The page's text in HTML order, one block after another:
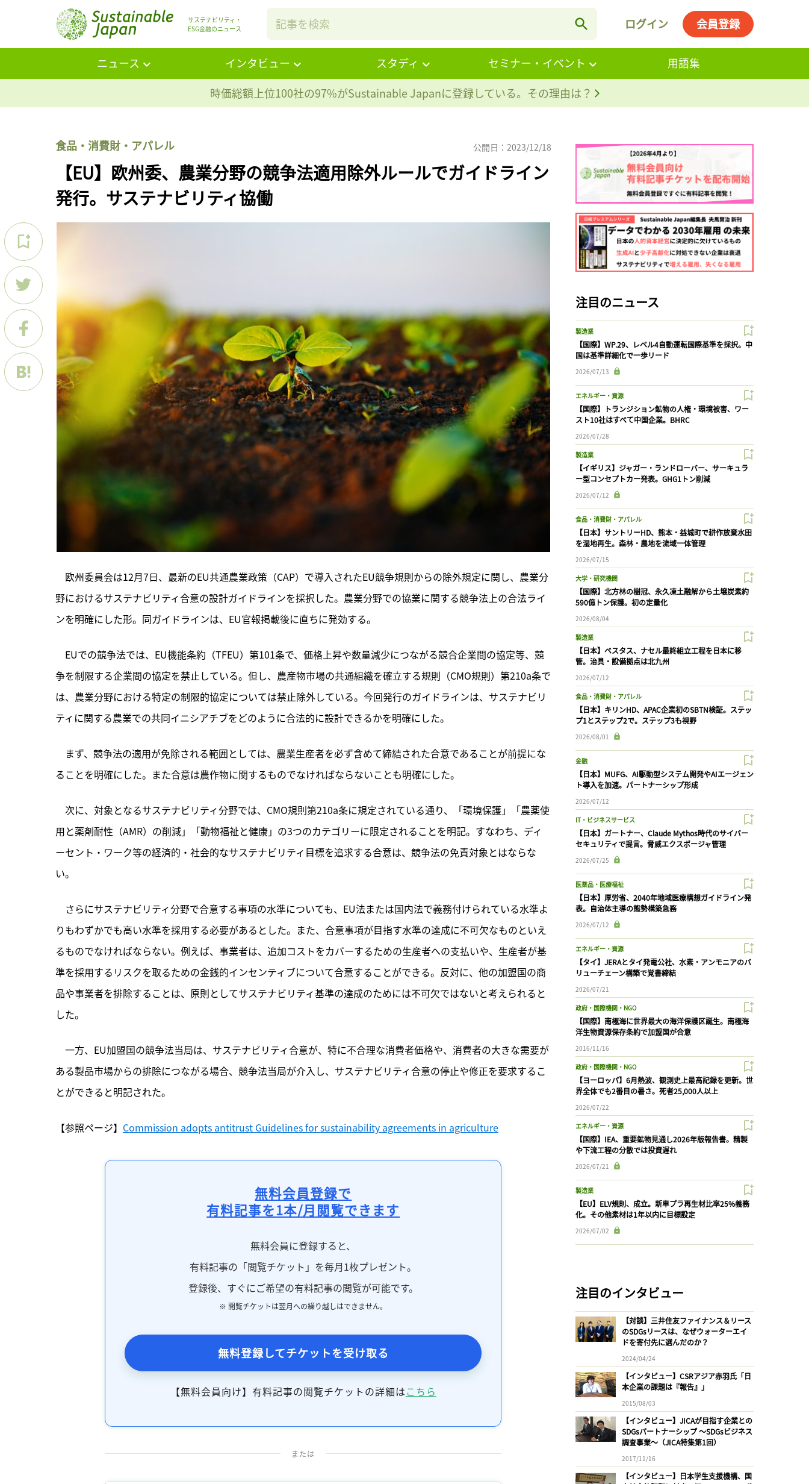
サステナビリティ・
ESG金融のニュース
ログイン 会員登録
ニュース インタビュー スタディ セミナー・イベント
用語集
時価総額上位100社の97%がSustainable Japanに登録している。その理由は？
食品・消費財・アパレル 公開日：2023/12/18
【EU】欧州委、農業分野の競争法適用除外ルールでガイドライン
発行。サステナビリティ協働
欧州委員会は12月7日、最新のEU共通農業政策（CAP）で導入されたEU競争規則からの除外規定に関し、農業分
野におけるサステナビリティ合意の設計ガイドラインを採択した。農業分野での協業に関する競争法上の合法ライ
ンを明確にした形。同ガイドラインは、EU官報掲載後に直ちに発効する。
EUでの競争法では、 EU機能条約（TFEU）第101条で、価格上昇や数量減少につながる競合企業間の協定等、競
争を制限する企業間の協定を禁止している。但し、農産物市場の共通組織を確立する規則（CMO規則）第210a条で
は、農業分野における特定の制限的協定については禁止除外している。今回発行のガイドラインは、サステナビリ
ティに関する農業での共同イニシアチブをどのように合法的に設計できるかを明確にした。
まず、競争法の適用が免除される範囲としては、農業生産者を必ず含めて締結された合意であることが前提にな
ることを明確にした。また合意は農作物に関するものでなければならないことも明確にした。
次に、対象となるサステナビリティ分野では、CMO規則第210a条に規定されている通り、「環境保護」「農薬使
用と薬剤耐性（AMR）の削減」「動物福祉と健康」の3つのカテゴリーに限定されることを明記。すなわち、ディ
ーセント・ワーク等の経済的・社会的なサステナビリティ目標を追求する合意は、競争法の免責対象とはならな
い。
さらにサステナビリティ分野で合意する事項の水準についても、EU法または国内法で義務付けられている水準よ
りもわずかでも高い水準を採用する必要があるとした。また、合意事項が目指す水準の達成に不可欠なものといえ
るものでなければならない。例えば、事業者は、追加コストをカバーするための生産者への支払いや、生産者が基
準を採用するリスクを取るための金銭的インセンティブについて合意することができる。反対に、他の加盟国の商
品や事業者を排除することは、原則としてサステナビリティ基準の達成のためには不可欠ではないと考えられると
した。
一方、EU加盟国の競争法当局は、サステナビリティ合意が、特に不合理な消費者価格や、消費者の大きな需要が
ある製品市場からの排除につながる場合、競争法当局が介入し、サステナビリティ合意の停止や修正を要求するこ
とができると明記された。
【参照ページ】 Commission adopts antitrust Guidelines for sustainability agreements in agriculture
無料会員登録で
有料記事を1本/月閲覧できます
無料会員に登録すると、
有料記事の「閲覧チケット」を毎月1枚プレゼント。
登録後、すぐにご希望の有料記事の閲覧が可能です。
※ 閲覧チケットは翌月への繰り越しはできません。
無料登録してチケットを受け取る
【無料会員向け】有料記事の閲覧チケットの詳細はこちら
または
注目のニュース
製造業
【国際】WP.29、レベル4自動運転国際基準を採択。中
国は基準詳細化で一歩リード
2026/07/13
エネルギー・資源
【国際】トランジション鉱物の人権・環境被害、ワー
スト10社はすべて中国企業。BHRC
2026/07/28
製造業
【イギリス】ジャガー・ランドローバー、サーキュラ
ー型コンセプトカー発表。GHG1トン削減
2026/07/12
食品・消費財・アパレル
【日本】サントリーHD、熊本・益城町で耕作放棄水田
を湿地再生。森林・農地を流域一体管理
2026/07/15
大学・研究機関
【国際】北方林の樹冠、永久凍土融解から土壌炭素約
590億トン保護。初の定量化
2026/08/04
製造業
【日本】ベスタス、ナセル最終組立工程を日本に移
管。治具・設備拠点は北九州
2026/07/12
食品・消費財・アパレル
【日本】キリンHD、APAC企業初のSBTN検証。ステッ
プ1とステップ2で。ステップ3も視野
2026/08/01
金融
【日本】MUFG、AI駆動型システム開発やAIエージェン
ト導入を加速。パートナーシップ形成
2026/07/12
IT・ビジネスサービス
【日本】ガートナー、Claude Mythos時代のサイバー
セキュリティで提言。脅威エクスポージャ管理
2026/07/25
医薬品・医療福祉
【日本】厚労省、2040年地域医療構想ガイドライン発
表。自治体主導の態勢構築急務
2026/07/12
エネルギー・資源
【タイ】JERAとタイ発電公社、水素・アンモニアのバ
リューチェーン構築で覚書締結
2026/07/21
政府・国際機関・NGO
【国際】南極海に世界最大の海洋保護区誕生。南極海
洋生物資源保存条約で加盟国が合意
2016/11/16
政府・国際機関・NGO
【ヨーロッパ】6月熱波、観測史上最高記録を更新。世
界全体でも2番目の暑さ。死者25,000人以上
2026/07/22
エネルギー・資源
【国際】IEA、重要鉱物見通し2026年版報告書。精製
や下流工程の分散では投資遅れ
2026/07/21
製造業
【EU】ELV規則、成立。新車プラ再生材比率25%義務
化。その他素材は1年以内に目標設定
2026/07/02
注目のインタビュー
【対談】三井住友ファイナンス＆リース
のSDGsリースは、なぜウォーターエイ
ドを寄付先に選んだのか？
2024/04/24
【インタビュー】CSRアジア赤羽氏「日
本企業の課題は『報告』」
2015/08/03
【インタビュー】JICAが目指す企業との
SDGsパートナーシップ 〜SDGsビジネス
調査事業〜（JICA特集第1回）
2017/11/16
【インタビュー】日本学生支援機構、国
記事をお気に入りに保存するには
ログインが必要です